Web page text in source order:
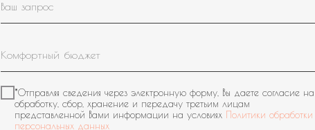
нужны шары?
Девочке
Мужчине
*Отправляя сведения через электронную форму, Вы даете согласие на
обработку, сбор, хранение и передачу третьим лицам
представленной Вами информации на условиях Политики обработки
персональных данных